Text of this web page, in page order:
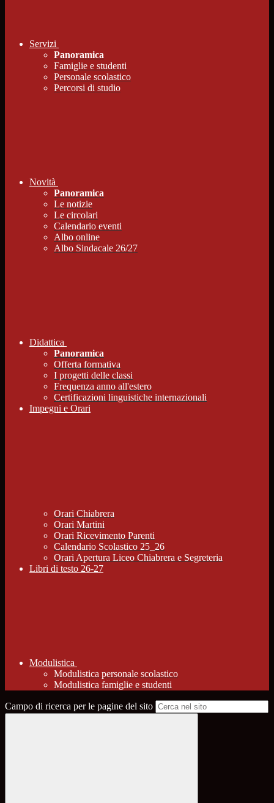
Servizi
Panoramica
Famiglie e studenti
Personale scolastico
Percorsi di studio
Novità
Panoramica
Le notizie
Le circolari
Calendario eventi
Albo online
Albo Sindacale 26/27
Didattica
Panoramica
Offerta formativa
I progetti delle classi
Frequenza anno all'estero
Certificazioni linguistiche internazionali
Impegni e Orari
Orari Chiabrera
Orari Martini
Orari Ricevimento Parenti
Calendario Scolastico 25_26
Orari Apertura Liceo Chiabrera e Segreteria
Libri di testo 26-27
Modulistica
Modulistica personale scolastico
Modulistica famiglie e studenti
Campo di ricerca per le pagine del sito